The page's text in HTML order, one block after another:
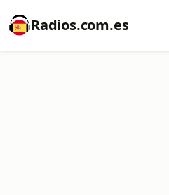
Radios.com.es